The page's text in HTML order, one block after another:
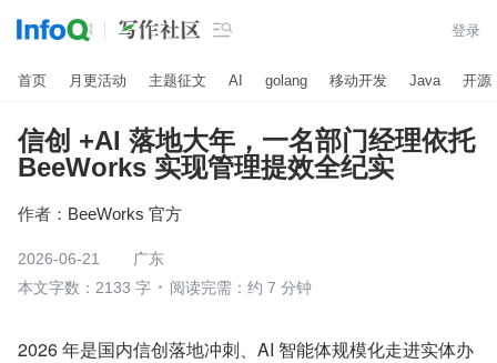
 登录
首页 月更活动 主题征文 AI golang 移动开发 Java 开源
信创 +AI 落地大年，一名部门经理依托
BeeWorks 实现管理提效全纪实
作者： BeeWorks 官方
2026-06-21
广东
本文字数：2133 字
阅读完需：约 7 分钟
2026 年是国内信创落地冲刺、AI 智能体规模化走进实体办